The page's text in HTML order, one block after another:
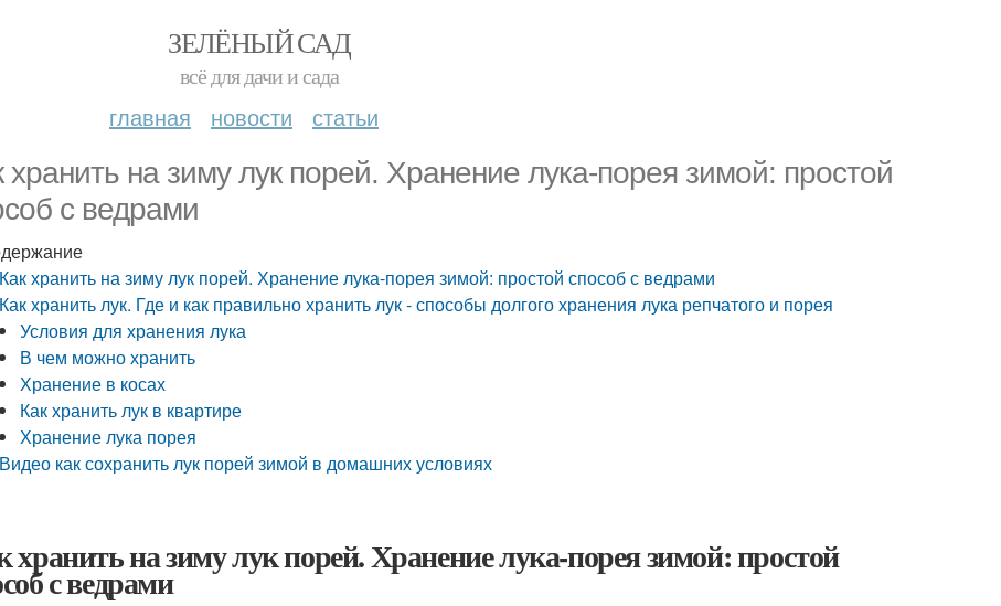
ЗЕЛЁНЫЙ САД
всё для дачи и сада
главная новости статьи
хранить на зиму лук порей. Хранение лука-порея зимой: простой
с ведрами
Как хранить на зиму лук порей. Хранение лука-порея зимой: простой способ с ведрами
Как хранить лук. Где и как правильно хранить лук - способы долгого хранения лука репчатого и порея
Условия для хранения лука
В чем можно хранить
Хранение в косах
Как хранить лук в квартире
Хранение лука порея
Видео как сохранить лук порей зимой в домашних условиях
хранить на зиму лук порей. Хранение лука-порея зимой: простой
с ведрами